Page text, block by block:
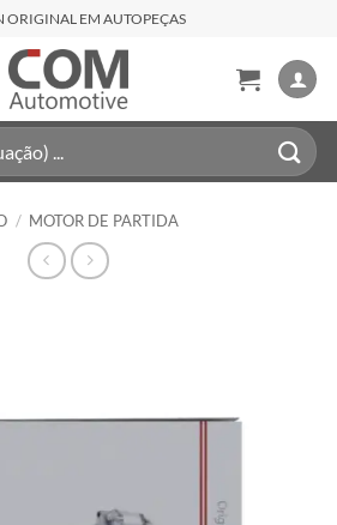
ORIGINAL EM AUTOPEÇAS
/ MOTOR DE PARTIDA